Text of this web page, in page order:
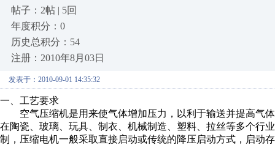
帖子：2帖 | 5回
年度积分：0
历史总积分：54
注册：2010年8月03日
发表于：2010-09-01 14:35:32
一、工艺要求
空气压缩机是用来使气体增加压力，以利于输送并提高气
在陶瓷、玻璃、玩具、制衣、机械制造、塑料、拉丝等多个行
制，压缩电机一般采取直接启动或传统的降压启动方式，启动